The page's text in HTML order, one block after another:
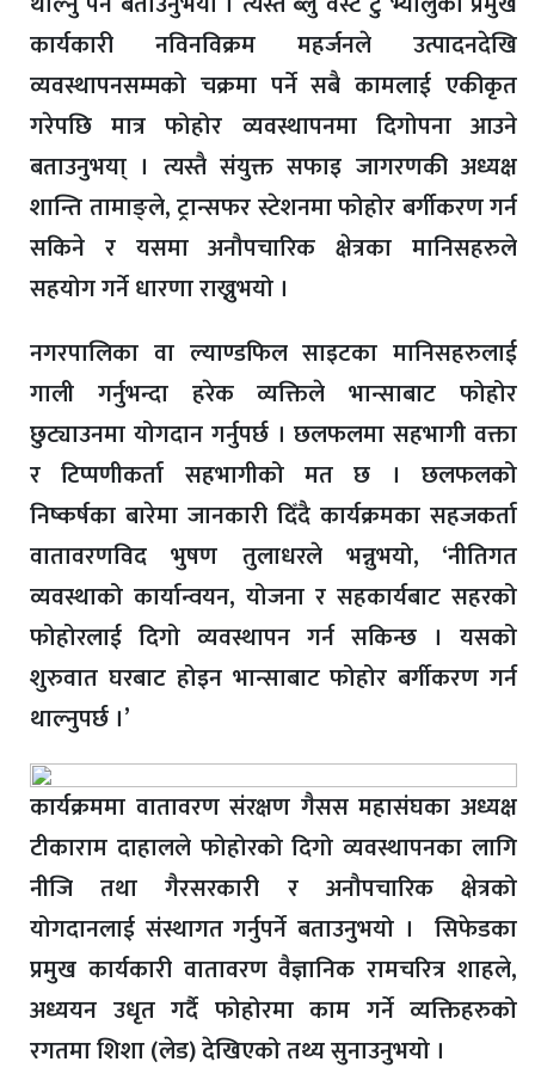
कार्यकारी नविनविक्रम महर्जनले उत्पादनदेखि
व्यवस्थापनसम्मको चक्रमा पर्ने सबै कामलाई एकीकृत
गरेपछि मात्र फोहोर व्यवस्थापनमा दिगोपना आउने
बताउनुभया् । त्यस्तै संयुक्त सफाइ जागरणकी अध्यक्ष
शान्ति तामाङ्ले, ट्रान्सफर स्टेशनमा फोहोर बर्गीकरण गर्न
सकिने र यसमा अनौपचारिक क्षेत्रका मानिसहरुले
सहयोग गर्ने धारणा राख्नुभयो ।
नगरपालिका वा ल्याण्डफिल साइटका मानिसहरुलाई
गाली गर्नुभन्दा हरेक व्यक्तिले भान्साबाट फोहोर
छुट्याउनमा योगदान गर्नुपर्छ । छलफलमा सहभागी वक्ता
र टिप्पणीकर्ता सहभागीको मत छ । छलफलको
निष्कर्षका बारेमा जानकारी दिँदै कार्यक्रमका सहजकर्ता
वातावरणविद भुषण तुलाधरले भन्नुभयो, ‘नीतिगत
व्यवस्थाको कार्यान्वयन, योजना र सहकार्यबाट सहरको
फोहोरलाई दिगो व्यवस्थापन गर्न सकिन्छ । यसको
शुरुवात घरबाट होइन भान्साबाट फोहोर बर्गीकरण गर्न
थाल्नुपर्छ ।’
कार्यक्रममा वातावरण संरक्षण गैसस महासंघका अध्यक्ष
टीकाराम दाहालले फोहोरको दिगो व्यवस्थापनका लागि
नीजि तथा गैरसरकारी र अनौपचारिक क्षेत्रको
योगदानलाई संस्थागत गर्नुपर्ने बताउनुभयो । सिफेडका
प्रमुख कार्यकारी वातावरण वैज्ञानिक रामचरित्र शाहले,
अध्ययन उधृत गर्दै फोहोरमा काम गर्ने व्यक्तिहरुको
रगतमा शिशा (लेड) देखिएको तथ्य सुनाउनुभयो ।